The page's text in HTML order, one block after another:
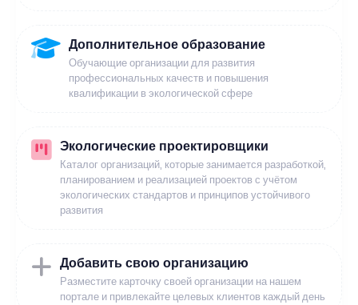
Дополнительное образование
Обучающие организации для развития
профессиональных качеств и повышения
квалификации в экологической сфере
Экологические проектировщики
Каталог организаций, которые занимается разработкой,
планированием и реализацией проектов с учётом
экологических стандартов и принципов устойчивого
развития
Добавить свою организацию
Разместите карточку своей организации на нашем
портале и привлекайте целевых клиентов каждый день